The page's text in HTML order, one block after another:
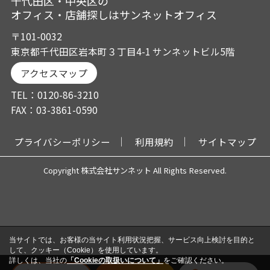
オフィス・店舗探しはサンネットオフィス
〒101-0032
東京都千代田区岩本町３丁目4-1 サンネットビル5階
アクセスマップ
TEL：0120-86-3210
FAX：03-3861-0590
プライバシーポリシー 利用規約 サイトマップ
Copyright 株式会社サンネット All Rights Reserved.
当サイトでは、お客様の当サイト利用状況把握、サービス向上検討を目的と
して、クッキー（Cookie）を使用しています。
詳しくは、当社の「Cookieの取扱いについて」をご確認ください。